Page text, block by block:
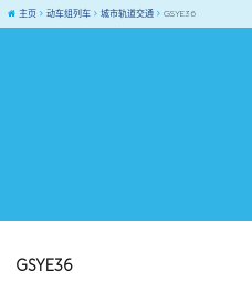
主页 动车组列车 城市轨道交通 GSYE36
GSYE36